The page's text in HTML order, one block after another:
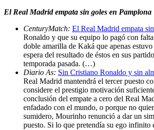
El Real Madrid empata sin goles en Pamplona
CenturyMatch: El Real Madrid empata
Ronaldo y que su equipo lo pagó con
doble amarilla de Kaká que apenas
espera del resultado de éstos en sus
temporada pasada. (…)
Diario As: Sin Cristiano Ronaldo y sin
Real Madrid mantendrá el tercer puesto
considere el prestigio motivación
conclusión del empate a cero del Real
enfadado con el mundo, o porque no
sumidero, Mourinho renunció a dar un
puesto. Si lo que pretendía su ego